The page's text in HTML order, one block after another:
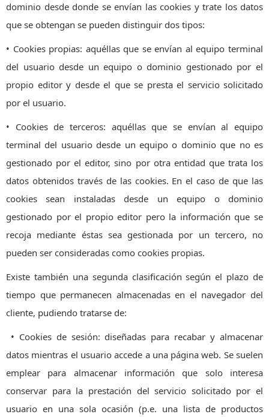
dominio desde donde se envían las cookies y trate los datos
que se obtengan se pueden distinguir dos tipos:
• Cookies propias: aquéllas que se envían al equipo terminal
del usuario desde un equipo o dominio gestionado por el
propio editor y desde el que se presta el servicio solicitado
por el usuario.
• Cookies de terceros: aquéllas que se envían al equipo
terminal del usuario desde un equipo o dominio que no es
gestionado por el editor, sino por otra entidad que trata los
datos obtenidos través de las cookies. En el caso de que las
cookies sean instaladas desde un equipo o dominio
gestionado por el propio editor pero la información que se
recoja mediante éstas sea gestionada por un tercero, no
pueden ser consideradas como cookies propias.
Existe también una segunda clasificación según el plazo de
tiempo que permanecen almacenadas en el navegador del
cliente, pudiendo tratarse de:
• Cookies de sesión: diseñadas para recabar y almacenar
datos mientras el usuario accede a una página web. Se suelen
emplear para almacenar información que solo interesa
conservar para la prestación del servicio solicitado por el
usuario en una sola ocasión (p.e. una lista de productos